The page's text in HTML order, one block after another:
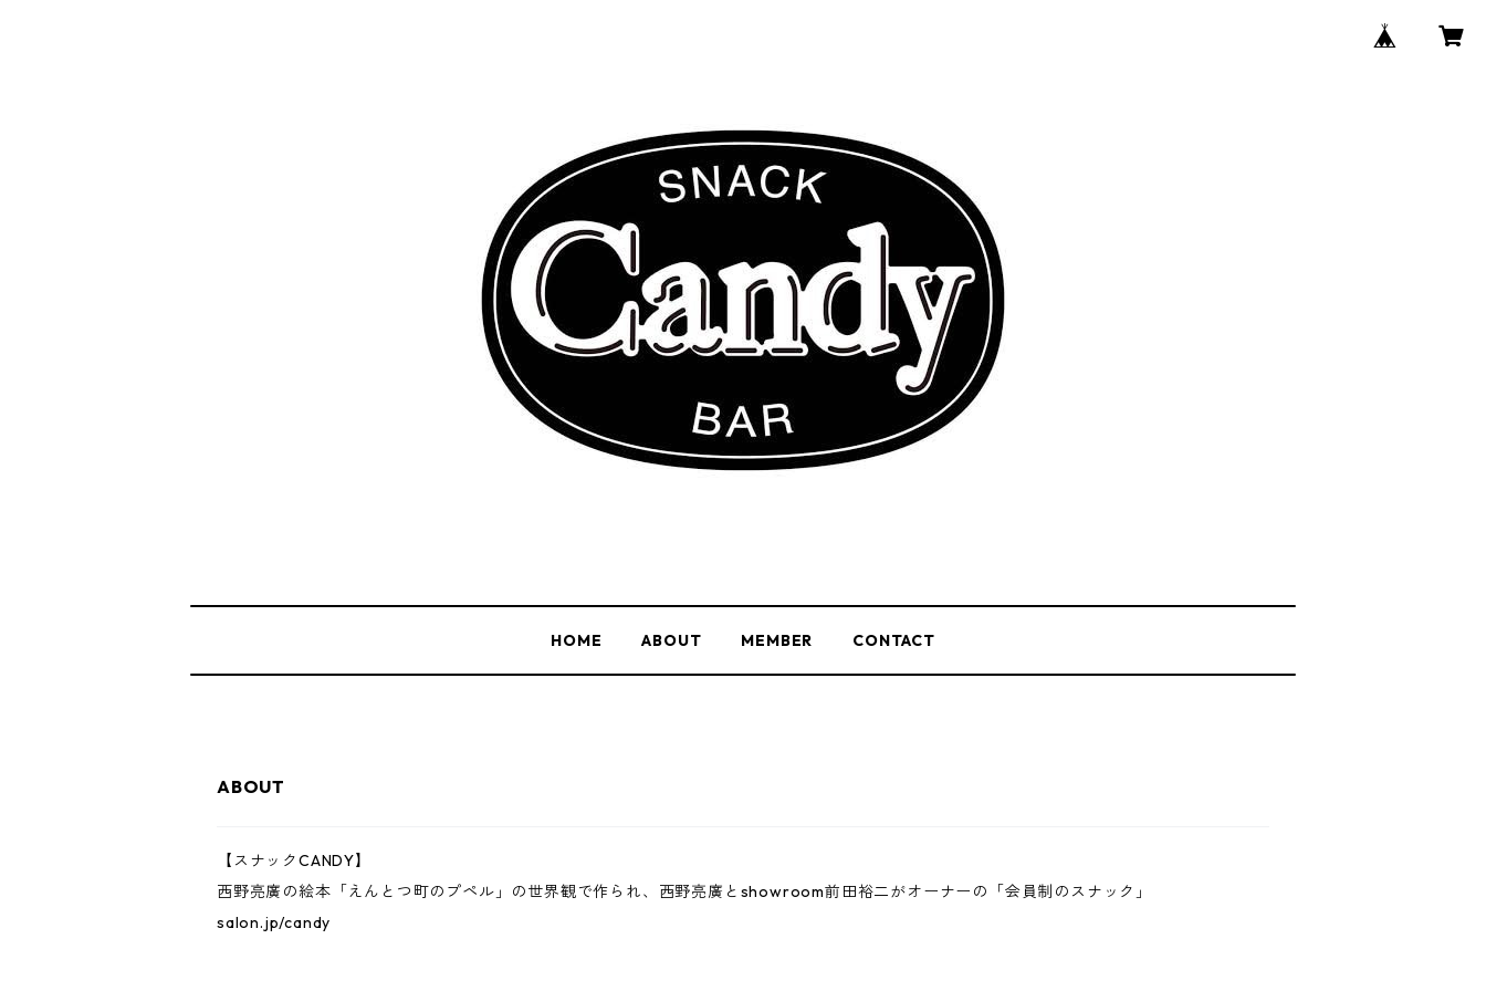
HOME ABOUT MEMBER CONTACT
ABOUT
【スナックCANDY】
西野亮廣の絵本「えんとつ町のプペル」の世界観で作られ、西野亮廣とshowroom前田裕二がオーナーの「会員制のスナック」
salon.jp/candy